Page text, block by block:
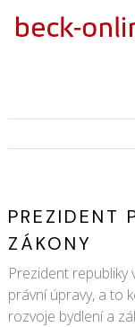
PREZIDENT
ZÁKONY
Prezident republiky
právní úpravy, a to
rozvoje bydlení a